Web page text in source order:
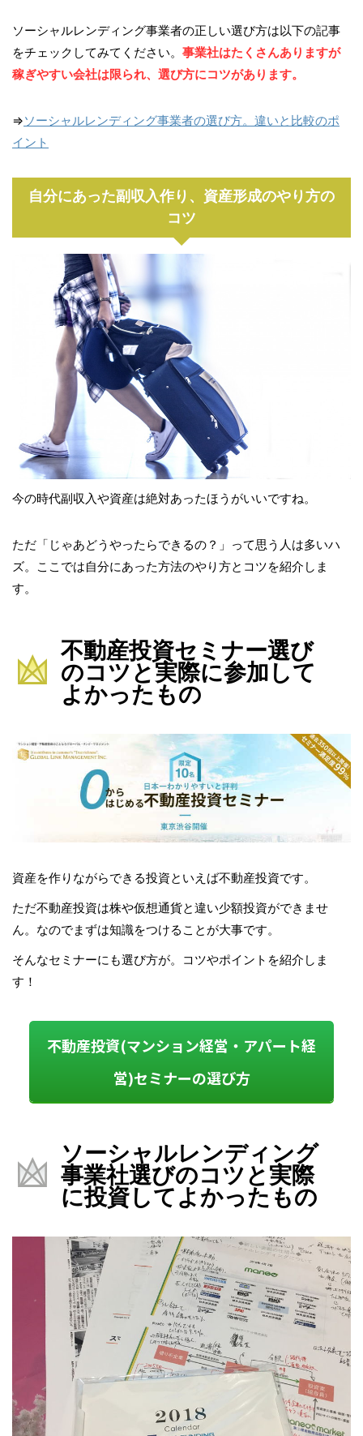
ソーシャルレンディング事業者の正しい選び方は以下の記事
をチェックしてみてください。 事業社はたくさんありますが
稼ぎやすい会社は限られ、選び方にコツがあります。
⇒ソーシャルレンディング事業者の選び方。違いと比較のポ
イント
自分にあった副収入作り、資産形成のやり方の
コツ
今の時代副収入や資産は絶対あったほうがいいですね。
ただ「じゃあどうやったらできるの？」って思う人は多いハ
ズ。ここでは自分にあった方法のやり方とコツを紹介しま
す。
不動産投資セミナー選び
のコツと実際に参加して
よかったもの
資産を作りながらできる投資といえば不動産投資です。
ただ不動産投資は株や仮想通貨と違い少額投資ができませ
ん。なのでまずは知識をつけることが大事です。
そんなセミナーにも選び方が。コツやポイントを紹介しま
す！
不動産投資(マンション経営・アパート経
営)セミナーの選び方
ソーシャルレンディング
事業社選びのコツと実際
に投資してよかったもの